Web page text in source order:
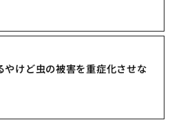
やけど虫の被害を重症化させな